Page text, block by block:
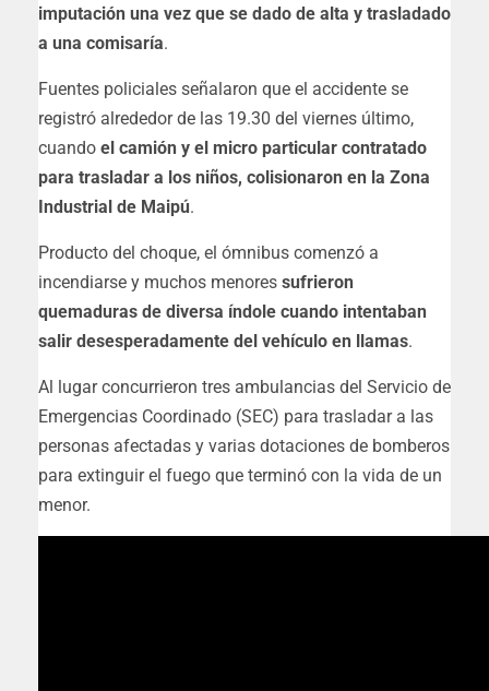
imputación una vez que se dado de alta y trasladado
a una comisaría.
Fuentes policiales señalaron que el accidente se
registró alrededor de las 19.30 del viernes último,
cuando el camión y el micro particular contratado
para trasladar a los niños, colisionaron en la Zona
Industrial de Maipú.
Producto del choque, el ómnibus comenzó a
incendiarse y muchos menores sufrieron
quemaduras de diversa índole cuando intentaban
salir desesperadamente del vehículo en llamas.
Al lugar concurrieron tres ambulancias del Servicio de
Emergencias Coordinado (SEC) para trasladar a las
personas afectadas y varias dotaciones de bomberos
para extinguir el fuego que terminó con la vida de un
menor.